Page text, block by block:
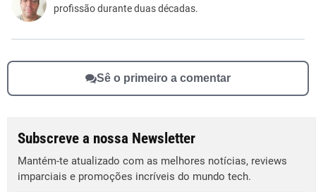
Outro
profissão durante duas décadas.
Sê o primeiro a comentar
Subscreve a nossa Newsletter
Mantém-te atualizado com as melhores notícias, reviews
imparciais e promoções incríveis do mundo tech.